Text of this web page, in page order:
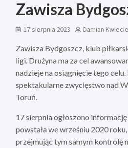
Zawisza
17 sierpnia 2023 Damian
Zawisza Bydgoszcz, klub
ligi. Drużyna ma za cel
nadzieje na osiągnięcie tego
spektakularne zwycięstwo nad
Toruń.
17 sierpnia ogłoszono
powstała we wrześniu 2020
przejmując tym samym kontrolę